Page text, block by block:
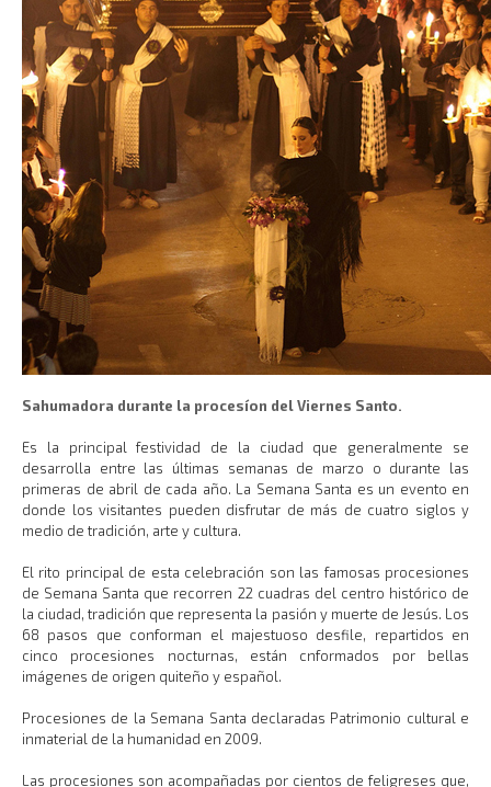
Sahumadora durante la procesíon del Viernes Santo.
Es la principal festividad de la ciudad que generalmente se
desarrolla entre las últimas semanas de marzo o durante las
primeras de abril de cada año. La Semana Santa es un evento en
donde los visitantes pueden disfrutar de más de cuatro siglos y
medio de tradición, arte y cultura.
El rito principal de esta celebración son las famosas procesiones
de Semana Santa que recorren 22 cuadras del centro histórico de
la ciudad, tradición que representa la pasión y muerte de Jesús. Los
68 pasos que conforman el majestuoso desfile, repartidos en
cinco procesiones nocturnas, están cnformados por bellas
imágenes de origen quiteño y español.
Procesiones de la Semana Santa declaradas Patrimonio cultural e
inmaterial de la humanidad en 2009.
Las procesiones son acompañadas por cientos de feligreses que,